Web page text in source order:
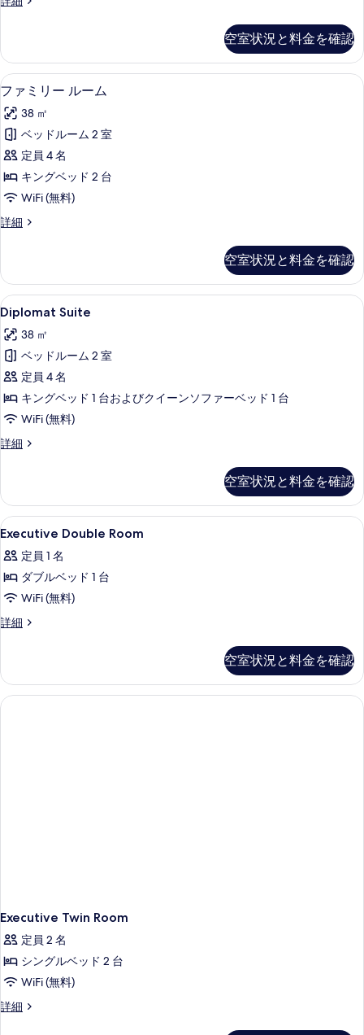
て
写
真
を
表
示
す
る
の
詳
細
空室状況と料金を確認
フ
ァ
ミ
リ
ー
ル
ー
ム
す
べ
て
の
写
真
を
表
示
ファミリー ルーム | 低刺激性寝具、
3
ファミリー ルーム
38 ㎡
ベッドルーム 2 室
定員 4 名
キングベッド 2 台
WiFi (無料)
詳細
フ
ー
ル
ー
の
詳
空室状況と料金を確認
Diplomat
Suite
の
す
べ
て
の
写
表
示
す
る
Diplomat Suite | 低刺激性寝具、セ
4
Diplomat Suite
38 ㎡
ベッドルーム 2 室
定員 4 名
キングベッド 1 台およびクイーンソファーベッド 1 台
WiFi (無料)
詳細
Diplomat
細
空室状況と料金を確認
Executive
Double
Room
の
す
べ
写
真
低刺激性寝具、セーフティボックス
10
Executive Double Room
定員 1 名
ダブルベッド 1 台
WiFi (無料)
詳細
Executive
詳
細
空室状況と料金を確認
Executive Twin Room
定員 2 名
シングルベッド 2 台
WiFi (無料)
詳細
Executive